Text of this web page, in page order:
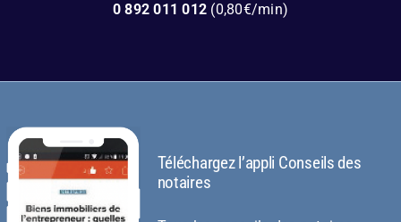
0 892 011 012 (0,80€/min)
Téléchargez l’appli Conseils des
notaires